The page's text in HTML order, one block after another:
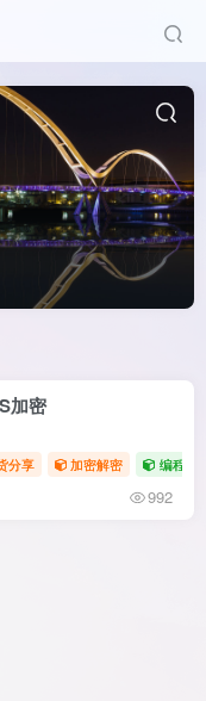
加密
分享 加密解密 编程
992